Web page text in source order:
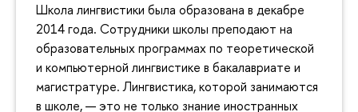
Школа лингвистики была образована в декабре
2014 года. Сотрудники школы преподают на
образовательных программах по теоретической
и компьютерной лингвистике в бакалавриате и
магистратуре. Лингвистика, которой занимаются
в школе, — это не только знание иностранных